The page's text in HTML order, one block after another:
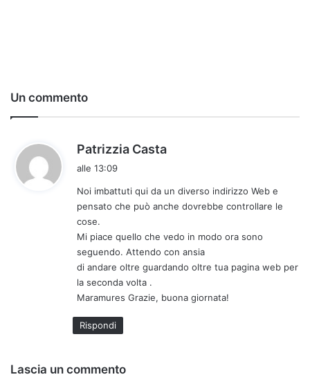
Un commento
Patrizzia Casta
e
t
o
:
alle 13:09
Noi imbattuti qui da un diverso indirizzo Web e
pensato che può anche dovrebbe controllare le
cose.
Mi piace quello che vedo in modo ora sono
seguendo. Attendo con ansia
di andare oltre guardando oltre tua pagina web per
la seconda volta .
Maramures Grazie, buona giornata!
Rispondi
Lascia un commento